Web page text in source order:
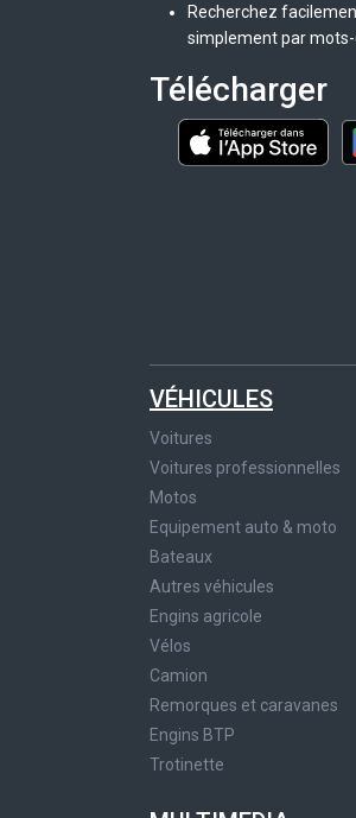
Recherchez
simplement par mots-
Télécharger
VÉHICULES
Voitures
Voitures professionnelles
Motos
Equipement auto & moto
Bateaux
Autres véhicules
Engins agricole
Vélos
Camion
Remorques et caravanes
Engins BTP
Trotinette